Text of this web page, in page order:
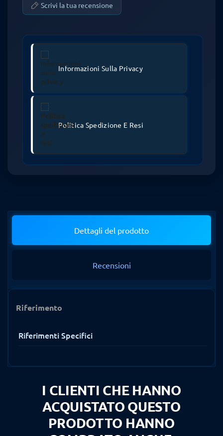
Scrivi la tua recensione
Informazioni Sulla Privacy
Politica Spedizione E Resi
Dettagli del prodotto
Recensioni
Riferimento
Riferimenti Specifici
I CLIENTI CHE HANNO
ACQUISTATO QUESTO
PRODOTTO HANNO